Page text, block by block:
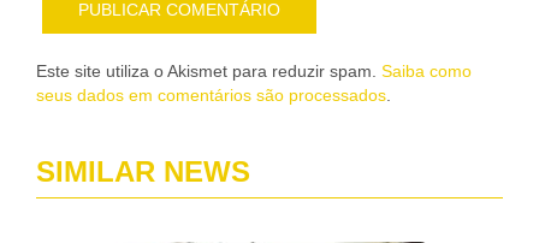
Este site utiliza o Akismet para reduzir spam. Saiba como
seus dados em comentários são processados
SIMILAR NEWS